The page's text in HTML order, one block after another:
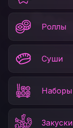
Роллы
Суши
Наборы
Закуски